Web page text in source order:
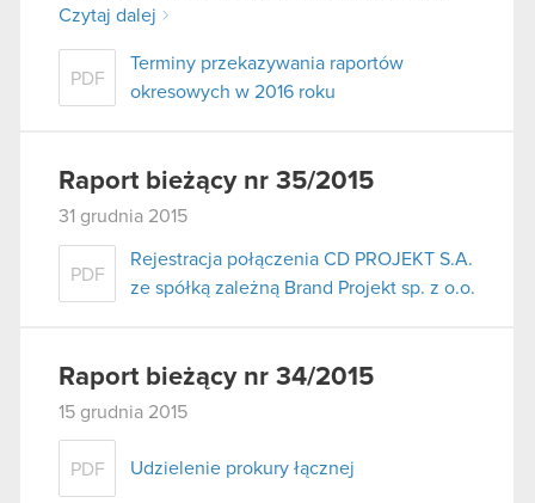
Czytaj dalej
PDF
Terminy przekazywania raportów
okresowych w 2016 roku
Raport bieżący nr 35/2015
31 grudnia 2015
PDF
Rejestracja połączenia CD PROJEKT S.A.
ze spółką zależną Brand Projekt sp. z o.o.
Raport bieżący nr 34/2015
15 grudnia 2015
PDF Udzielenie prokury łącznej